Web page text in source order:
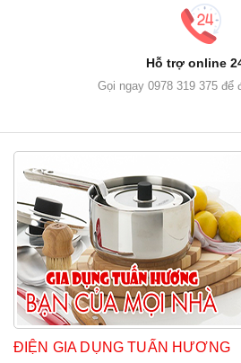
Hỗ trợ online
Gọi ngay 0978 319 375
ĐIỆN GIA DỤNG TUẤN HƯƠNG